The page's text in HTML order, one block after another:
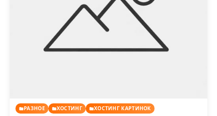
РАЗНОЕ ХОСТИНГ ХОСТИНГ КАРТИНОК